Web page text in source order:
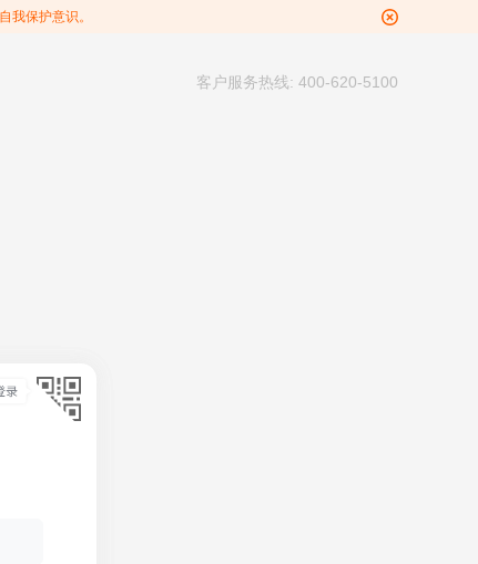
我保护意识。
客户服务热线: 400-620-5100